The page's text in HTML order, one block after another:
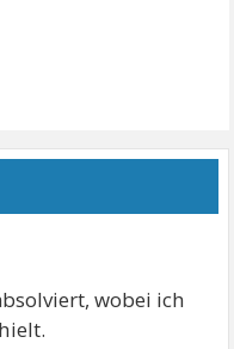
wobei ich